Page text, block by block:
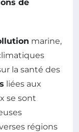
de
marine,
la santé des
liées aux
se sont
régions